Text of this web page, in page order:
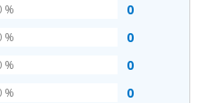
0
%
0
%
0
%
0
%